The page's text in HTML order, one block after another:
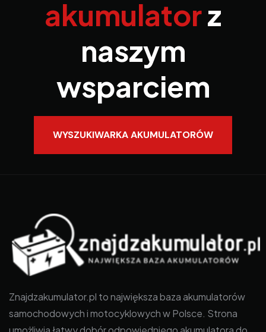
akumulatorz
naszym
wsparciem
WYSZUKIWARKA AKUMULATORÓW
Znajdzakumulator.pl to największa baza akumulatorów
samochodowych i motocyklowych w Polsce. Strona